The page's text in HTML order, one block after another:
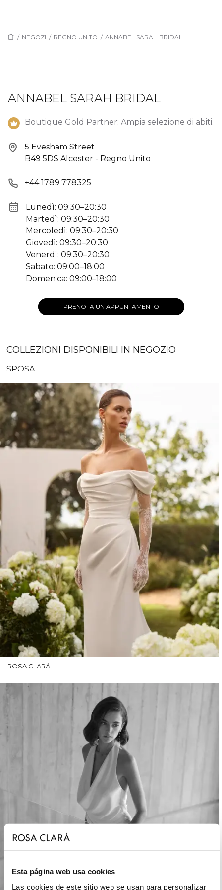
Esta página web usa cookies
Las cookies de este sitio web se usan para personalizar
/ NEGOZI / REGNO UNITO / ANNABEL SARAH BRIDAL
ANNABEL SARAH BRIDAL
Boutique Gold Partner: Ampia selezione di abiti.
5 Evesham Street
B49 5DS Alcester - Regno Unito
+44 1789 778325
Lunedì: 09:30–20:30
Martedì: 09:30–20:30
Mercoledì: 09:30–20:30
Giovedì: 09:30–20:30
Venerdì: 09:30–20:30
Sabato: 09:00–18:00
Domenica: 09:00–18:00
PRENOTA UN APPUNTAMENTO
COLLEZIONI DISPONIBILI IN NEGOZIO
SPOSA
ROSA CLARÁ